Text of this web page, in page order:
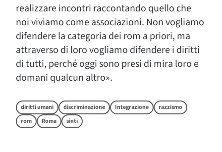
realizzare incontri raccontando quello che
noi viviamo come associazioni. Non vogliamo
difendere la categoria dei rom a priori, ma
attraverso di loro vogliamo difendere i diritti
di tutti, perché oggi sono presi di mira loro e
domani qualcun altro».
diritti umani discriminazione Integrazione
razzismo
rom
Roma sinti